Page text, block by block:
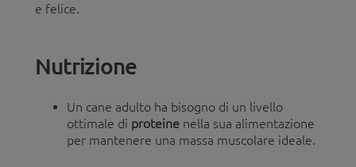
e felice.
Nutrizione
Un cane adulto ha bisogno di un livello
ottimale di proteine nella sua alimentazione
per mantenere una massa muscolare ideale.